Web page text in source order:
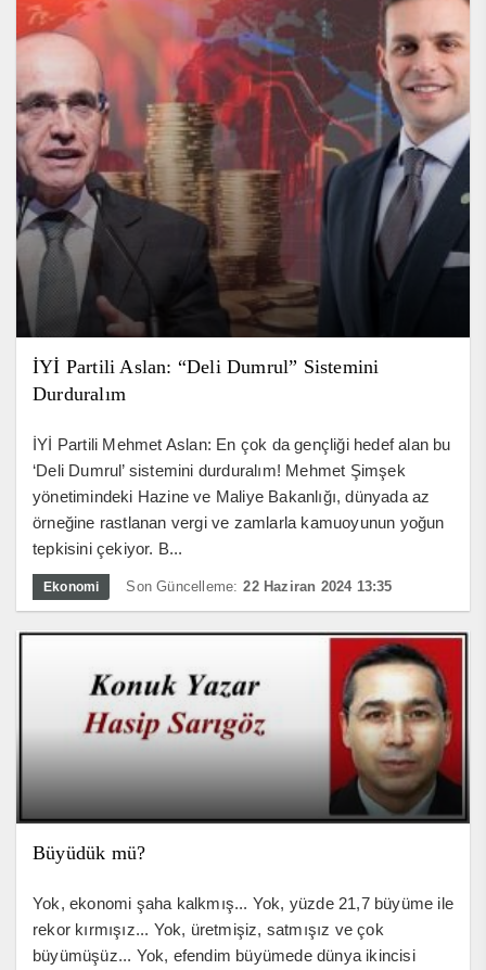
İYİ Partili Aslan: “Deli Dumrul” Sistemini
Durduralım
İYİ Partili Mehmet Aslan: En çok da gençliği hedef alan bu
‘Deli Dumrul’ sistemini durduralım! Mehmet Şimşek
yönetimindeki Hazine ve Maliye Bakanlığı, dünyada az
örneğine rastlanan vergi ve zamlarla kamuoyunun yoğun
tepkisini çekiyor. B...
Ekonomi Son Güncelleme: 22 Haziran 2024 13:35
Büyüdük mü?
Yok, ekonomi şaha kalkmış... Yok, yüzde 21,7 büyüme ile
rekor kırmışız... Yok, üretmişiz, satmışız ve çok
büyümüşüz... Yok, efendim büyümede dünya ikincisi